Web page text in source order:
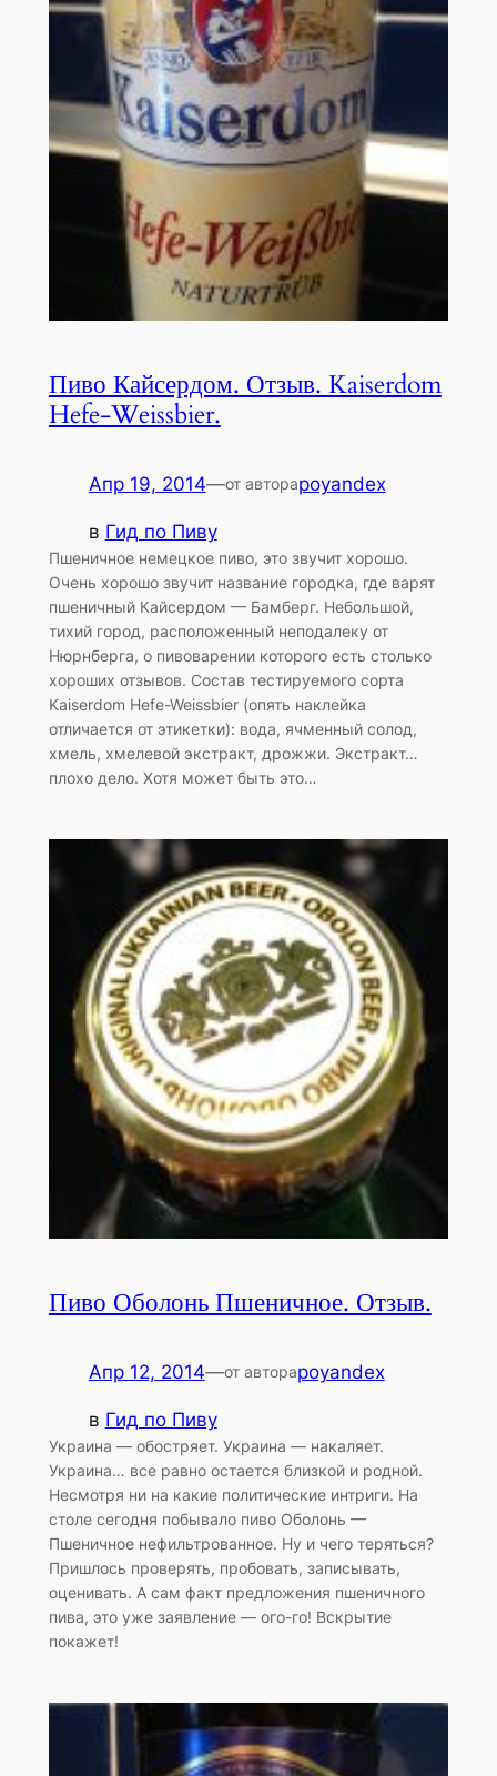
Пиво Кайсердом. Отзыв. Kaiserdom
Hefe-Weissbier.
Апр 19, 2014—от автораpoyandex
в Гид по Пиву
Пшеничное немецкое пиво, это звучит хорошо.
Очень хорошо звучит название городка, где варят
пшеничный Кайсердом — Бамберг. Небольшой,
тихий город, расположенный неподалеку от
Нюрнберга, о пивоварении которого есть столько
хороших отзывов. Состав тестируемого сорта
Kaiserdom Hefe-Weissbier (опять наклейка
отличается от этикетки): вода, ячменный солод,
хмель, хмелевой экстракт, дрожжи. Экстракт…
плохо дело. Хотя может быть это…
Пиво Оболонь Пшеничное. Отзыв.
Апр 12, 2014—от автораpoyandex
в Гид по Пиву
Украина — обостряет. Украина — накаляет.
Украина… все равно остается близкой и родной.
Несмотря ни на какие политические интриги. На
столе сегодня побывало пиво Оболонь —
Пшеничное нефильтрованное. Ну и чего теряться?
Пришлось проверять, пробовать, записывать,
оценивать. А сам факт предложения пшеничного
пива, это уже заявление — ого-го! Вскрытие
покажет!